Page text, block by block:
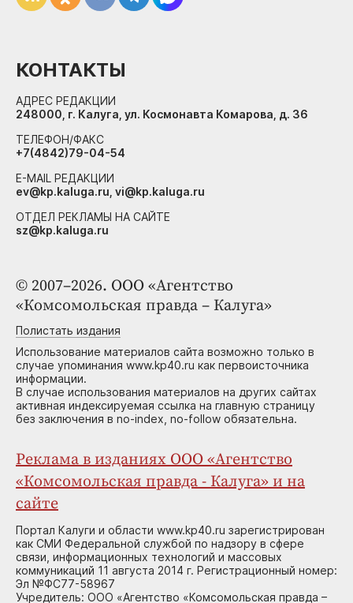
© 2007–2026. ООО «Агентство
«Комсомольская правда – Калуга»
Полистать издания
Использование материалов сайта возможно только в
случае упоминания www.kp40.ru как первоисточника
информации.
В случае использования материалов на других сайтах
активная индексируемая ссылка на главную страницу
без заключения в no-index, no-follow обязательна.
Реклама в изданиях ООО «Агентство
«Комсомольская правда - Калуга» и на
сайте
Портал Калуги и области www.kp40.ru зарегистрирован
как СМИ Федеральной службой по надзору в сфере
связи, информационных технологий и массовых
коммуникаций 11 августа 2014 г. Регистрационный номер:
Эл №ФС77-58967
Учредитель: ООО «Агентство «Комсомольская правда –
КОНТАКТЫ
АДРЕС РЕДАКЦИИ
248000, г. Калуга, ул. Космонавта Комарова, д. 36
ТЕЛЕФОН/ФАКС
+7(4842)79-04-54
E-MAIL РЕДАКЦИИ
ev@kp.kaluga.ru, vi@kp.kaluga.ru
ОТДЕЛ РЕКЛАМЫ НА САЙТЕ
sz@kp.kaluga.ru